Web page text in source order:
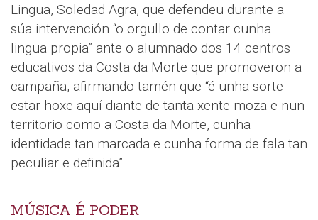
Lingua, Soledad Agra, que defendeu durante a
súa intervención “o orgullo de contar cunha
lingua propia” ante o alumnado dos 14 centros
educativos da Costa da Morte que promoveron a
campaña, afirmando tamén que “é unha sorte
estar hoxe aquí diante de tanta xente moza e nun
territorio como a Costa da Morte, cunha
identidade tan marcada e cunha forma de fala tan
peculiar e definida”.
MÚSICA É PODER